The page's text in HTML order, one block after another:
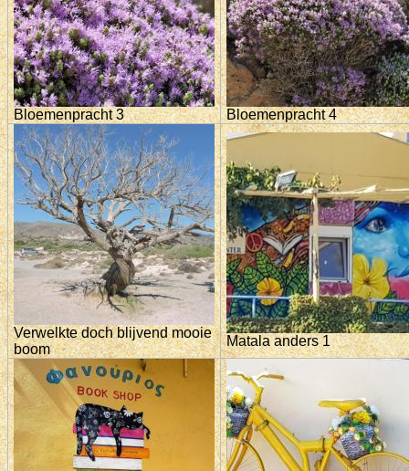
Bloemenpracht 3 Bloemenpracht 4
Verwelkte doch blijvend mooie
boom
Matala anders 1